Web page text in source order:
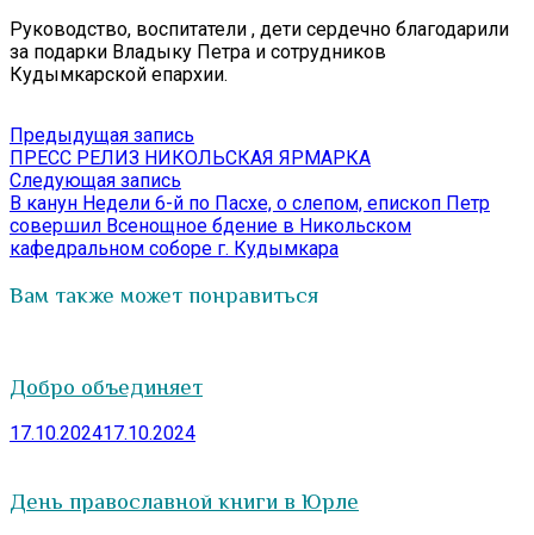
Руководство, воспитатели , дети сердечно благодарили
за подарки Владыку Петра и сотрудников
Кудымкарской епархии.
Навигация
по
записям
Предыдущая запись
запись:
ПРЕСС РЕЛИЗ НИКОЛЬСКАЯ ЯРМАРКА
Следующая запись
запись:
В канун Недели 6-й по Пасхе, о слепом, епископ Петр
совершил Всенощное бдение в Никольском
кафедральном соборе г. Кудымкара
Вам также может понравиться
Добро объединяет
17.10.202417.10.2024
День православной книги в Юрле